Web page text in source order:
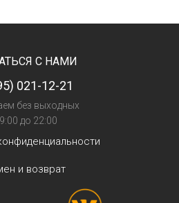
С НАМИ
021-12-21
без выходных
до 22:00
и возврат